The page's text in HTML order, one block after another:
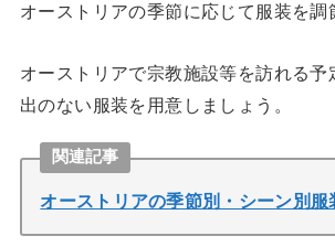
オーストリアの季節に応じて服装を調
オーストリアで宗教施設等を訪れる予
出のない服装を用意しましょう。
関連記事
オーストリアの季節別・シーン別服